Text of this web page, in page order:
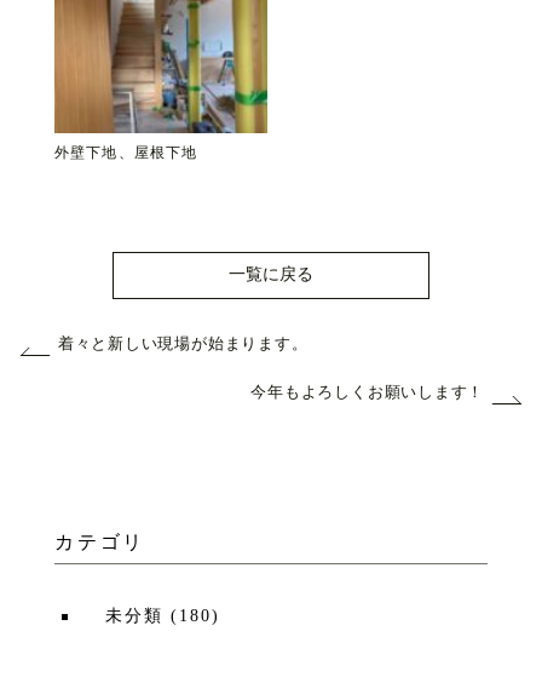
外壁下地、屋根下地
一覧に戻る
着々と新しい現場が始まります。
今年もよろしくお願いします！
カテゴリ
未分類 ( 180)